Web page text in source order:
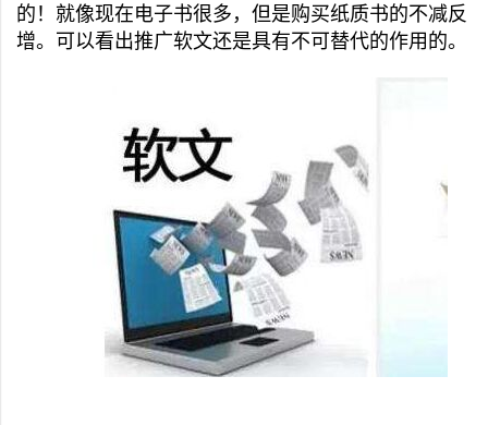
的！就像现在电子书很多，但是购买纸质书的不减反
增。可以看出推广软文还是具有不可替代的作用的。